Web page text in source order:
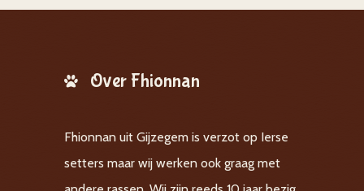
Over Fhionnan
Fhionnan uit Gijzegem is verzot op Ierse
setters maar wij werken ook graag met